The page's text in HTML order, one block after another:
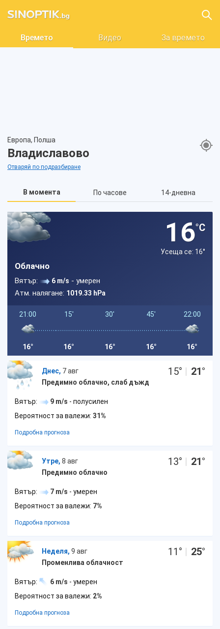
Времето Видео За времето
Европа, Полша
Владиславово
Отваряй по подразбиране
В момента По часове 14-дневна
16°C
Усеща се: 16°
Облачно
Вятър: 6 m/s - умерен
Атм. налягане: 1019.33 hPa
21:00
16°
15'
16°
30'
16°
45'
16°
22:00
16°
Днес, 7 авг
Предимно облачно, слаб дъжд
15° | 21°
Вятър: 9 m/s - полусилен
Вероятност за валежи: 31%
Подробна прогноза
Утре, 8 авг
Предимно облачно
13° | 21°
Вятър: 7 m/s - умерен
Вероятност за валежи: 7%
Подробна прогноза
Неделя, 9 авг
Променлива облачност
11 ° | 25°
Вятър: 6 m/s - умерен
Вероятност за валежи: 2%
Подробна прогноза